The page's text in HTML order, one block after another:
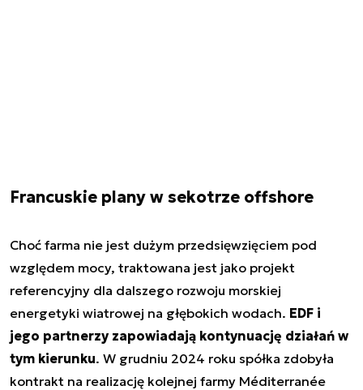
Francuskie plany w sekotrze offshore
Choć farma nie jest dużym przedsięwzięciem pod
względem mocy, traktowana jest jako projekt
referencyjny dla dalszego rozwoju morskiej
energetyki wiatrowej na głębokich wodach. EDF i
jego partnerzy zapowiadają kontynuację działań w
tym kierunku. W grudniu 2024 roku spółka zdobyła
kontrakt na realizację kolejnej farmy Méditerranée